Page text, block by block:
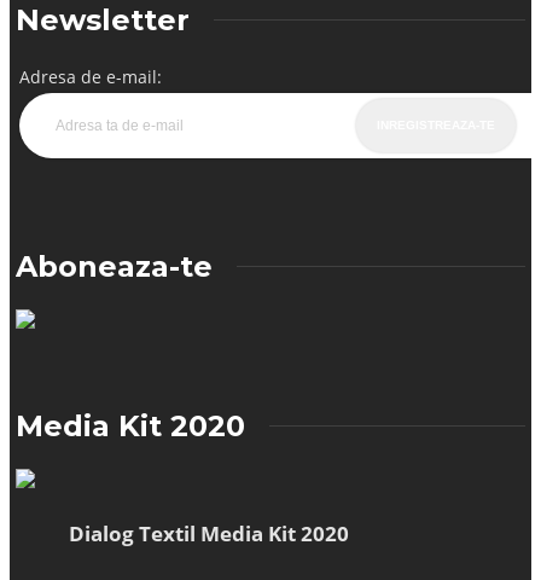
Newsletter
Adresa de e-mail:
Aboneaza-te
Media Kit 2020
Dialog Textil Media Kit 2020